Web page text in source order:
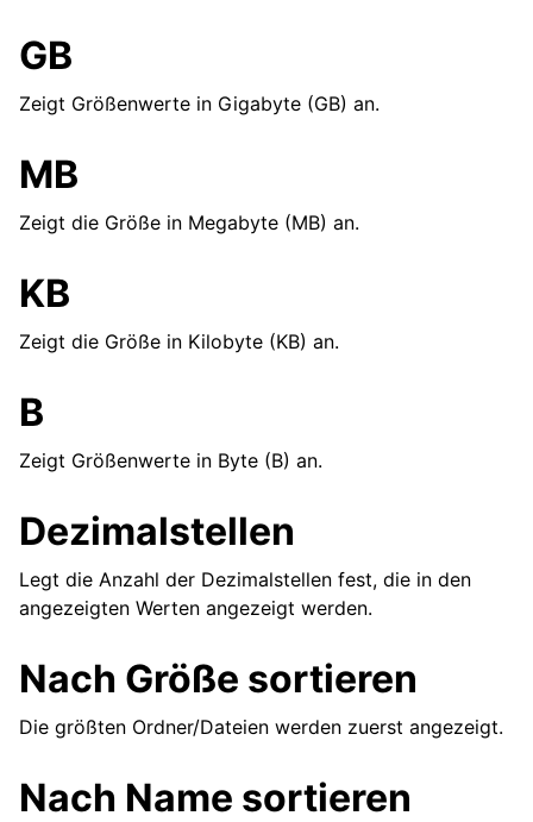
GB
Zeigt Größenwerte in Gigabyte (GB) an.
MB
Zeigt die Größe in Megabyte (MB) an.
KB
Zeigt die Größe in Kilobyte (KB) an.
B
Zeigt Größenwerte in Byte (B) an.
Dezimalstellen
Legt die Anzahl der Dezimalstellen fest, die in den
angezeigten Werten angezeigt werden.
Nach Größe sortieren
Die größten Ordner/Dateien werden zuerst angezeigt.
Nach Name sortieren